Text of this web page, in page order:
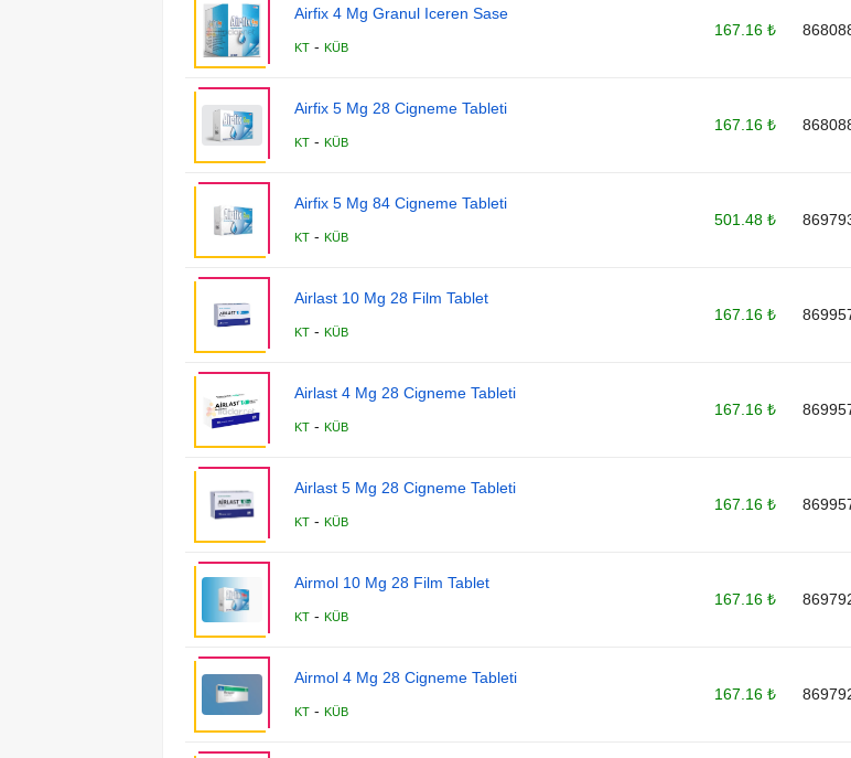
Airfix 4 Mg Granul Iceren Sase
KT - KÜB
167.16 ₺
Airfix 5 Mg 28 Cigneme Tableti
KT - KÜB
167.16 ₺
Airfix 5 Mg 84 Cigneme Tableti
KT - KÜB
501.48 ₺
Airlast 10 Mg 28 Film Tablet
KT - KÜB
167.16 ₺
Airlast 4 Mg 28 Cigneme Tableti
KT - KÜB
167.16 ₺
Airlast 5 Mg 28 Cigneme Tableti
KT - KÜB
167.16 ₺
Airmol 10 Mg 28 Film Tablet
KT - KÜB
167.16 ₺
Airmol 4 Mg 28 Cigneme Tableti
KT - KÜB
167.16 ₺